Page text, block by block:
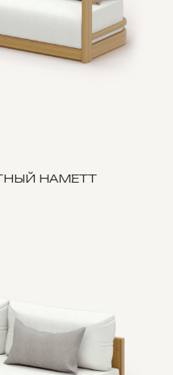
HAMETT